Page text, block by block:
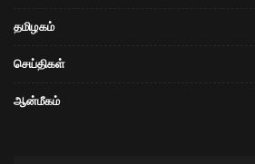
தமிழகம்
செய்திகள்
ஆன்மீகம்